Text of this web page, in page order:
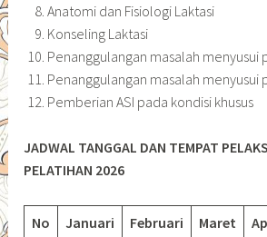
Anatomi dan Fisiologi Laktasi
Konseling Laktasi
Penanggulangan masalah menyusui
Penanggulangan masalah menyusui
Pemberian ASI pada kondisi khusus
JADWAL TANGGAL DAN TEMPAT
PELATIHAN 2026
No Januari Februari Maret